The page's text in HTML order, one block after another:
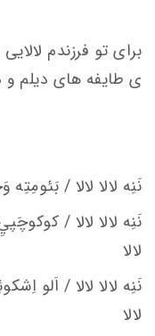
برای تو فرزندم
ی طایفه های دیلم و
نَنِه لالا لالا / بَئومِتِه
نَنِه لالا لالا /
لالا
نَنِه لالا لالا / اَلو
لالا